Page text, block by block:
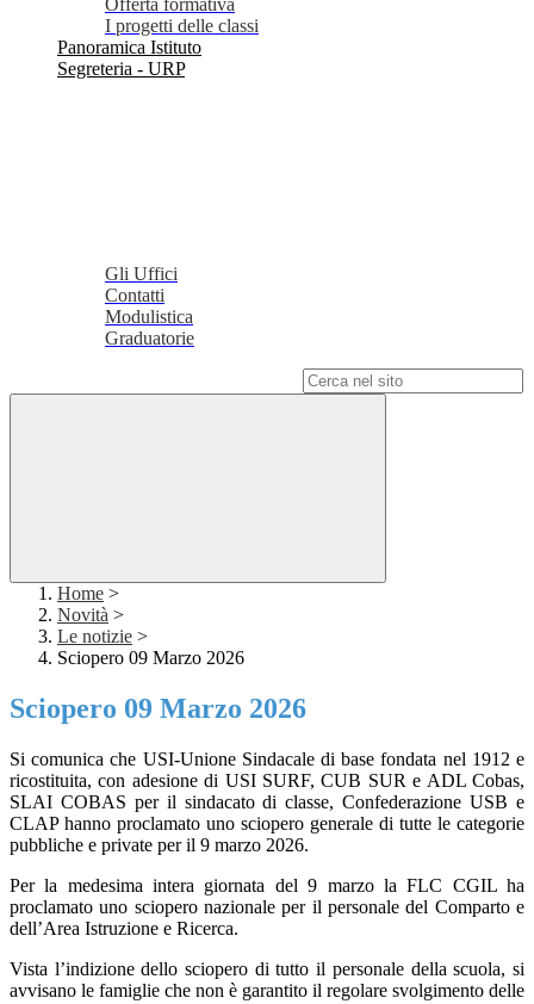
Offerta formativa
I progetti delle classi
Panoramica Istituto
Segreteria - URP
Gli Uffici
Contatti
Modulistica
Graduatorie
Home >
Novità >
Le notizie >
Sciopero 09 Marzo 2026
Sciopero 09 Marzo 2026
Si comunica che USI-Unione Sindacale di base fondata nel 1912 e
ricostituita, con adesione di USI SURF, CUB SUR e ADL Cobas,
SLAI COBAS per il sindacato di classe, Confederazione USB e
CLAP hanno proclamato uno sciopero generale di tutte le categorie
pubbliche e private per il 9 marzo 2026.
Per la medesima intera giornata del 9 marzo la FLC CGIL ha
proclamato uno sciopero nazionale per il personale del Comparto e
dell’Area Istruzione e Ricerca.
Vista l’indizione dello sciopero di tutto il personale della scuola, si
avvisano le famiglie che non è garantito il regolare svolgimento delle